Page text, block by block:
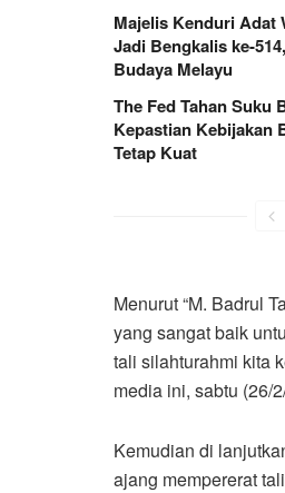
Majelis Kenduri Adat
Jadi Bengkalis ke-
Budaya Melayu
The Fed Tahan Suku
Kepastian Kebijakan
Tetap Kuat
Menurut “M. Badrul
yang sangat baik
tali silahturahmi kita
media ini, sabtu (26/
Kemudian di
ajang mempererat